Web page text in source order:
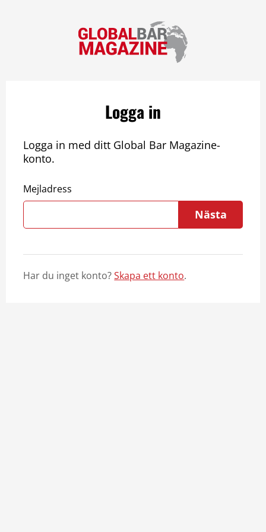
Logga in
Logga in med ditt Global Bar Magazine-
konto.
Mejladress
Nästa
Har du inget konto?Skapa ett konto.